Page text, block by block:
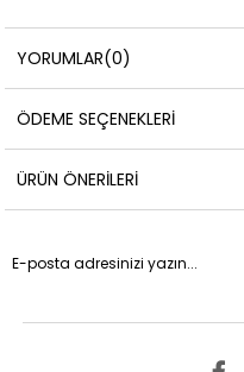
YORUMLAR(0)
ÖDEME SEÇENEKLERI
ÜRÜN ÖNERILERI